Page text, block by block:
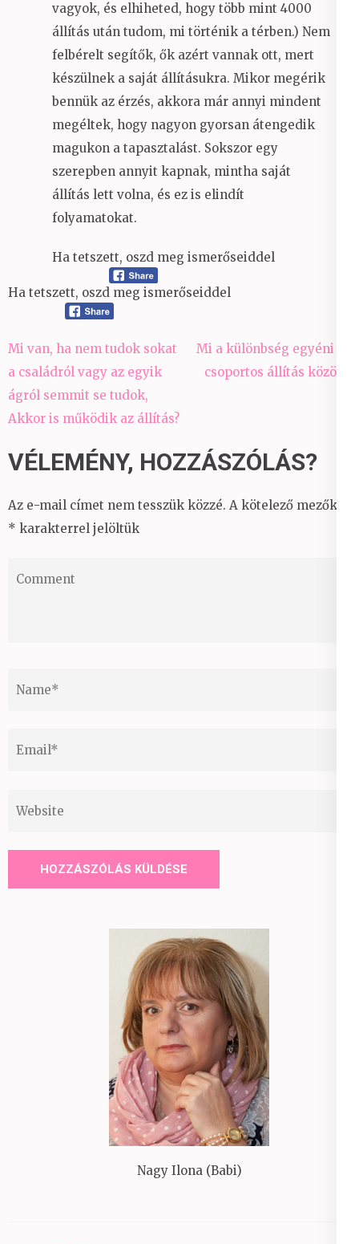
vagyok, és elhiheted, hogy több mint 4000
állítás után tudom, mi történik a térben.) Nem
felbérelt segítők, ők azért vannak ott, mert
készülnek a saját állításukra. Mikor megérik
bennük az érzés, akkora már annyi mindent
megéltek, hogy nagyon gyorsan átengedik
magukon a tapasztalást. Sokszor egy
szerepben annyit kapnak, mintha saját
állítás lett volna, és ez is elindít
folyamatokat.
Ha tetszett, oszd meg ismerőseiddel
Ha tetszett, oszd meg ismerőseiddel
Bejegyzés
navigáció
Mi van, ha nem tudok sokat
a családról vagy az egyik
ágról semmit se tudok,
Akkor is működik az állítás?
Mi a különbség egyéni és
csoportos állítás között?
VÉLEMÉNY, HOZZÁSZÓLÁS?
Az e-mail címet nem tesszük közzé. A kötelező mezőket
* karakterrel jelöltük
Nagy Ilona (Babi)